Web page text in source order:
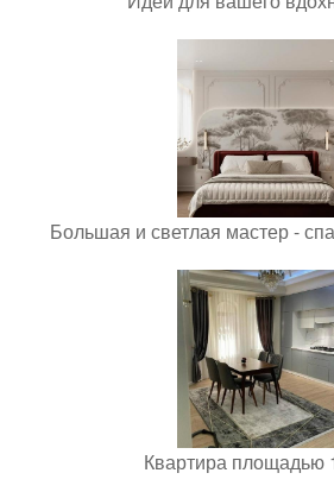
Большая и светлая мастер -
Квартира площадью